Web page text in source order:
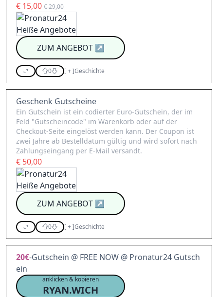
€ 15,00 € 29,00
ZUM ANGEBOT↗
0 [+]Geschichte
Geschenk Gutscheine
Ein Gutschein ist ein codierter Euro-Gutschein, der im
Feld "Gutscheincode" im Warenkorb oder auf der
Checkout-Seite eingelöst werden kann. Der Coupon ist
zwei Jahre ab Bestelldatum gültig und wird sofort nach
Zahlungseingang per E-Mail versandt.
€ 50,00
ZUM ANGEBOT↗
0 [+]Geschichte
20€-Gutschein @ FREE NOW @ Pronatur24 Gutsch
ein
anklicken & kopieren
RYAN.WICH